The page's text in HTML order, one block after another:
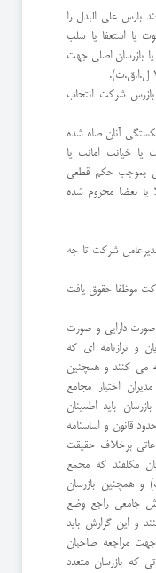
بازس علی البدل را
یا استعفا یا سلب
بازرسان اصلی جهت
شركت انتخاب
آنان صاه شده
یا خیانت امانت یا
بموجب حكم قطعی
یا بعضا محروم شده
شركت تا جه
موظفا حقوق یافت
دارایی و صورت
و ترازنامه ای كه
می كنند و همچنین
اختیار مجامع
باید اطمینان
قانون و اساسنامه
برخلاف حقیقت
مكلفند كه مجمع
(م ١٤٨ل.ا.ق.ت) و همچنین بازرسان
جامعی راجع وضع
و این گزارش باید
مراجعه صاحبان
كه بازرسان متعدد